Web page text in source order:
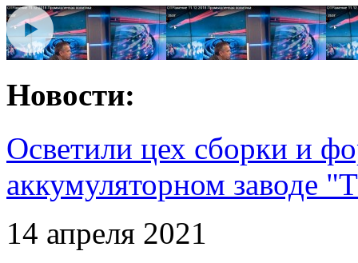
Новости:
Осветили цех сборки и
аккумуляторном заводе
14 апреля 2021